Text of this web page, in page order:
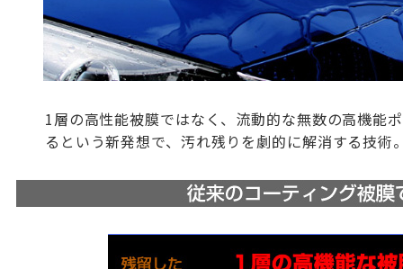
1層の高性能被膜ではなく、流動的な無数の高機能
るという新発想で、汚れ残りを劇的に解消する技術